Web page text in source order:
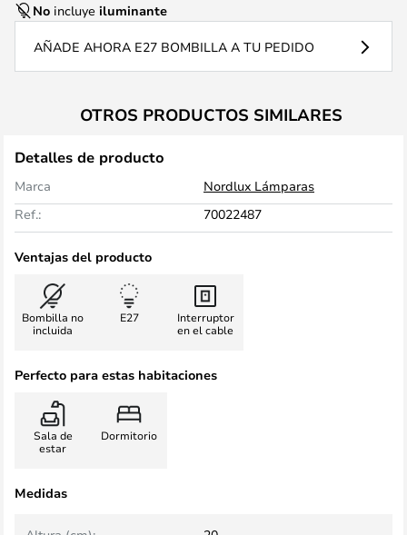
No incluye iluminante
AÑADE AHORA E27 BOMBILLA A TU PEDIDO
OTROS PRODUCTOS SIMILARES
Detalles de producto
Marca
Nordlux Lámparas
Ref.:
70022487
Ventajas del producto
Bombilla no
incluida
E27
Interruptor
en el cable
Perfecto para estas habitaciones
Sala de
estar
Dormitorio
Medidas